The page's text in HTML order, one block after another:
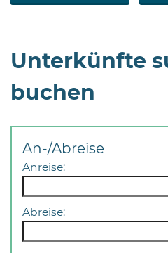
Fr
Do
Unterkünfte
buchen
An-/Abreise
Anreise:
Abreise: